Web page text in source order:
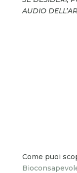
AUDIO
Come puoi